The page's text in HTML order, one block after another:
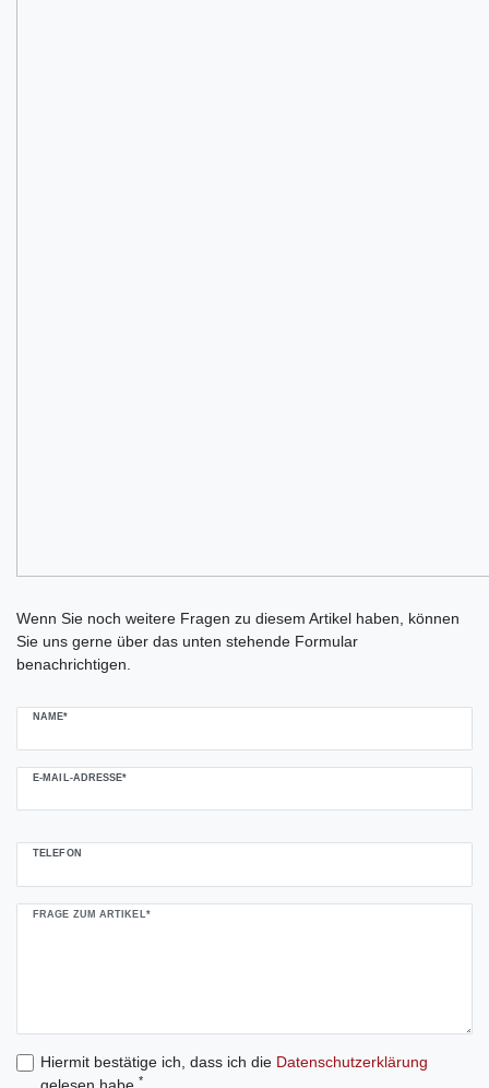
Wenn Sie noch weitere Fragen zu diesem Artikel haben, können
Sie uns gerne über das unten stehende Formular
benachrichtigen.
NAME*
E-MAIL-ADRESSE*
TELEFON
FRAGE ZUM ARTIKEL*
Hiermit bestätige ich, dass ich die Daten­schutz­erklärung
*